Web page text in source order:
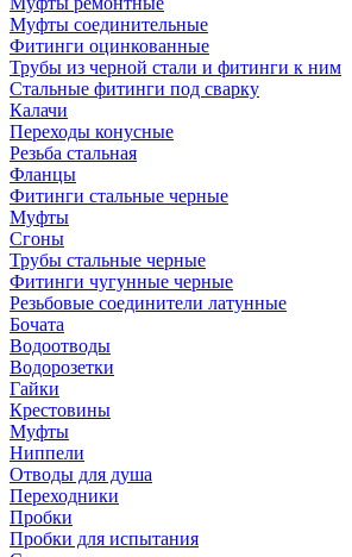
Муфты соединительные
Фитинги оцинкованные
Трубы из черной стали и фитинги к ним
Стальные фитинги под сварку
Калачи
Переходы конусные
Резьба стальная
Фланцы
Фитинги стальные черные
Муфты
Сгоны
Трубы стальные черные
Фитинги чугунные черные
Резьбовые соединители латунные
Бочата
Водоотводы
Водорозетки
Гайки
Крестовины
Муфты
Ниппели
Отводы для душа
Переходники
Пробки
Пробки для испытания